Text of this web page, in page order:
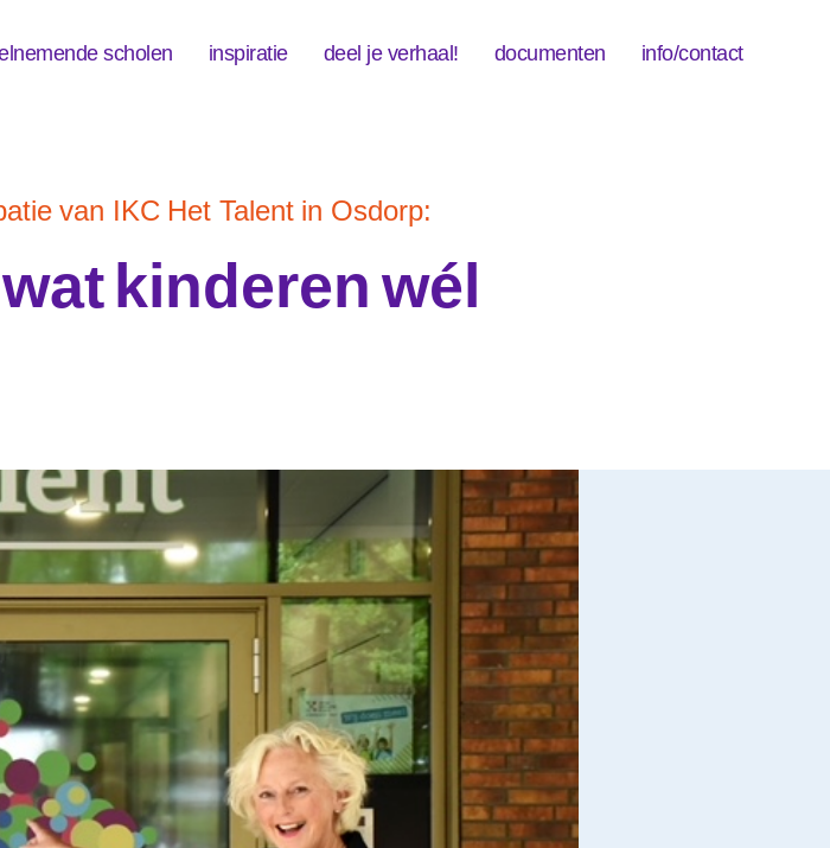
scholen inspiratie deel je verhaal! documenten info/contact
van IKC Het Talent in Osdorp:
kinderen wél